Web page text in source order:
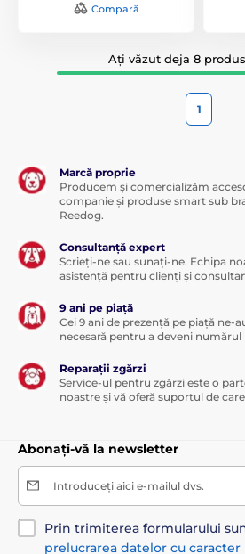
Compară
Ați văzut deja 8
1
Marcă proprie
Producem și comercializăm
companie și produse smart sub
Reedog.
Consultanță expert
Scrieți-ne sau sunați-ne. Echipa
asistență pentru clienți și
9 ani pe piață
Cei 9 ani de prezență pe piață ne-
necesară pentru a deveni
Reparații zgărzi
Service-ul pentru zgărzi este o
noastre și vă oferă suportul de
Abonați-vă la newsletter
Introduceți aici e-mailul dvs.
Prin trimiterea formularului
prelucrarea datelor cu caracter